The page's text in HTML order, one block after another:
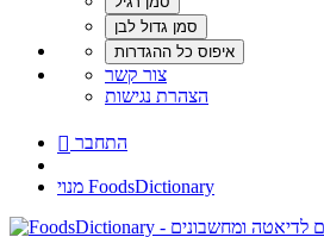
צור קשר
הצהרת נגישות
 התחבר
מנוי FoodsDictionary